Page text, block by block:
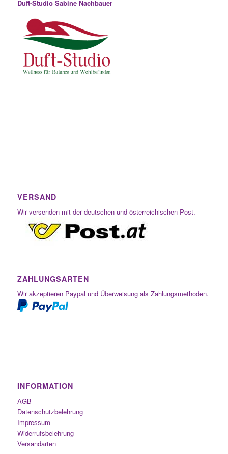
Duft-Studio Sabine Nachbauer
VERSAND
Wir versenden mit der deutschen und österreichischen Post.
ZAHLUNGSARTEN
Wir akzeptieren Paypal und Überweisung als Zahlungsmethoden.
INFORMATION
AGB
Datenschutzbelehrung
Impressum
Widerrufsbelehrung
Versandarten